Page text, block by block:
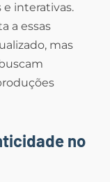
interativas.
a essas
mas
no